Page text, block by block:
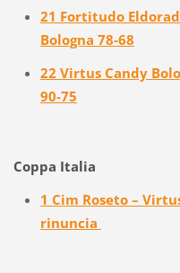
21 Fortitudo
Bologna 78-68
22 Virtus Candy
90-75
Coppa Italia
1 Cim Roseto –
rinuncia